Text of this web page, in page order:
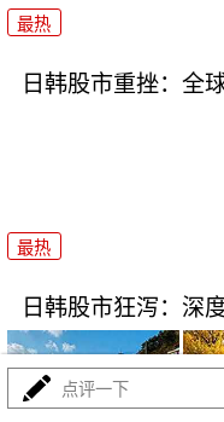
最热
日韩股市重挫：全
最热
日韩股市狂泻：深
点评一下